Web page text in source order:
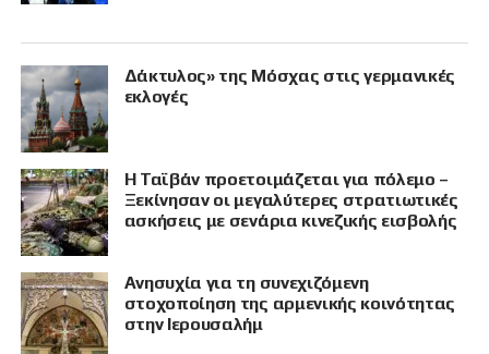
Δάκτυλος» της Μόσχας στις γερμανικές
εκλογές
Η Ταϊβάν προετοιμάζεται για πόλεμο –
Ξεκίνησαν οι μεγαλύτερες στρατιωτικές
ασκήσεις με σενάρια κινεζικής εισβολής
Ανησυχία για τη συνεχιζόμενη
στοχοποίηση της αρμενικής κοινότητας
στην Ιερουσαλήμ